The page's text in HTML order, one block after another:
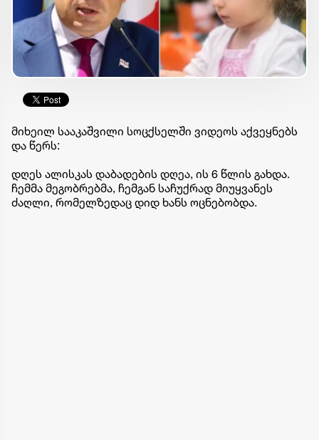
მიხეილ სააკაშვილი სოცქსელში ვიდეოს აქვეყნებს
და წერს:
დღეს ალისკას დაბადების დღეა, ის 6 წლის გახდა.
ჩემმა მეგობრებმა, ჩემგან საჩუქრად მიუყვანეს
ძაღლი, რომელზედაც დიდ ხანს ოცნებობდა.